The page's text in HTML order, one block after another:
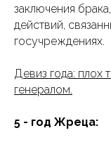
заключения
действий,
госучреждениях.
Девиз года: плох
генералом.
5 - год Жреца: